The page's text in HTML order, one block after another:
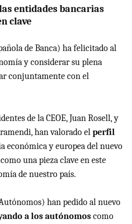
entidades bancarias
clave
de Banca) ha felicitado al
y considerar su plena
conjuntamente con el
de la CEOE, Juan Rosell, y
han valorado elperfil
económica y europea del nuevo
una pieza clave en este
de nuestro país.
han pedido al nuevo
a los autónomoscomo